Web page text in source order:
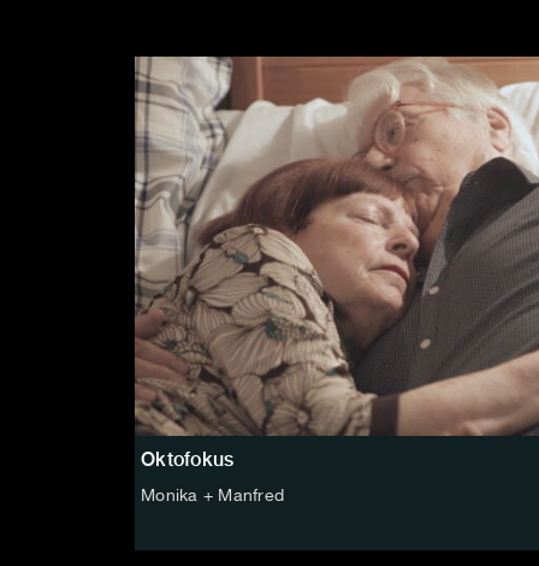
Oktofokus
Monika + Manfred